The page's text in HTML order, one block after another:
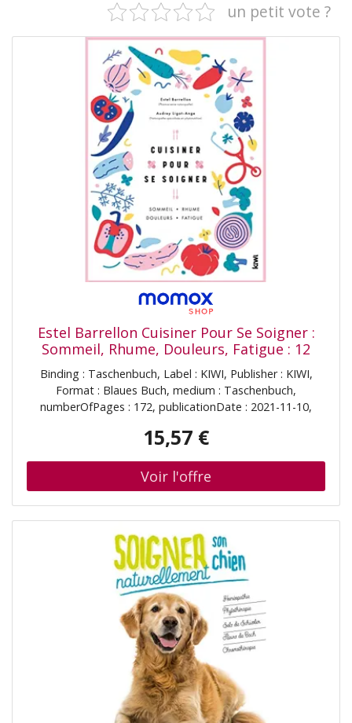
un petit vote ?
Estel Barrellon Cuisiner Pour Se Soigner :
Sommeil, Rhume, Douleurs, Fatigue : 12
Cheffes & Chefs Lyonnais, 4 Semaines De
Menus
Binding : Taschenbuch, Label : KIWI, Publisher : KIWI,
Format : Blaues Buch, medium : Taschenbuch,
numberOfPages : 172, publicationDate : 2021-11-10,
2378831676
15,57 €